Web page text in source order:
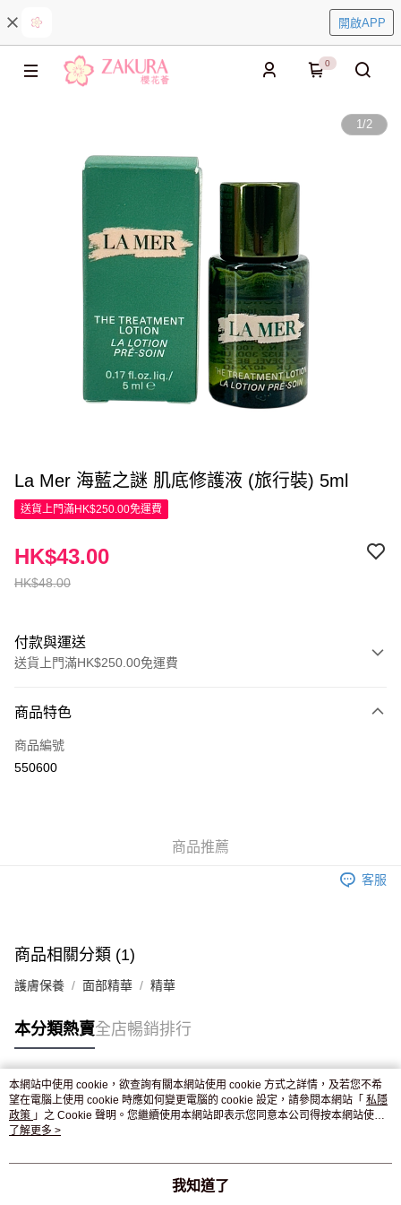
開啟APP
0
1/2
La Mer 海藍之謎 肌底修護液 (旅行裝) 5ml
送貨上門滿HK$250.00免運費
HK$48.00
HK$43.00
付款與運送
送貨上門滿HK$250.00免運費
信用卡
Apple Pay
付款後門市自取，訂單確認後2-4個工作天到店，7天內取。逾期後
商品特色
商品編號
550600
商品推薦
客服
商品相關分類 (1)
護膚保養 面部精華 精華
本分類熱賣全店暢銷排行
熱門標籤
熱銷排行
本網站中使用 cookie，欲查詢有關本網站使用 cookie 方式之詳情，及若您不希
望在電腦上使用 cookie 時應如何變更電腦的 cookie 設定，請參閱本網站「 私隱
政策 」之 Cookie 聲明。您繼續使用本網站即表示您同意本公司得按本網站使用
條款之 Cookie 聲明使用 cookie。
了解更多 >
我知道了